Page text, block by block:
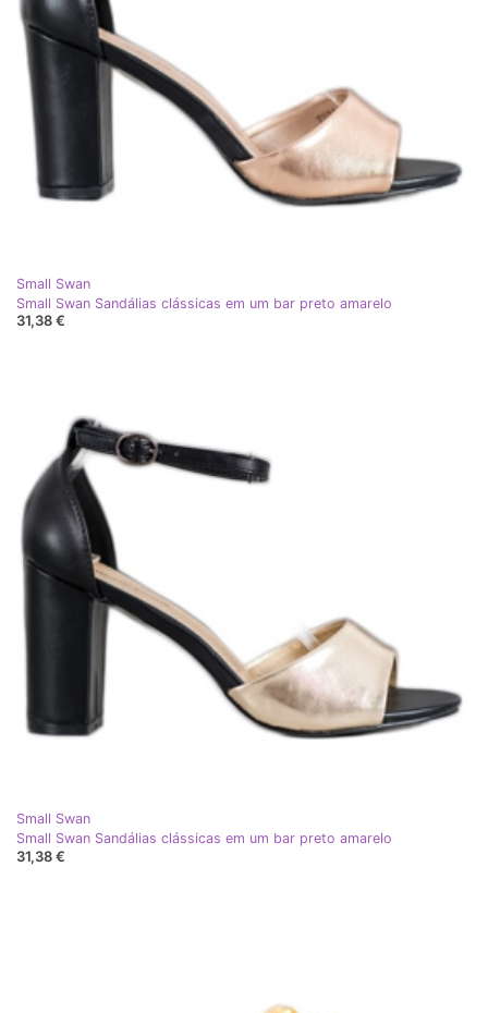
Small Swan
Small Swan Sandálias clássicas em um bar preto amarelo
31,38 €
Small Swan
Small Swan Sandálias clássicas em um bar preto amarelo
31,38 €